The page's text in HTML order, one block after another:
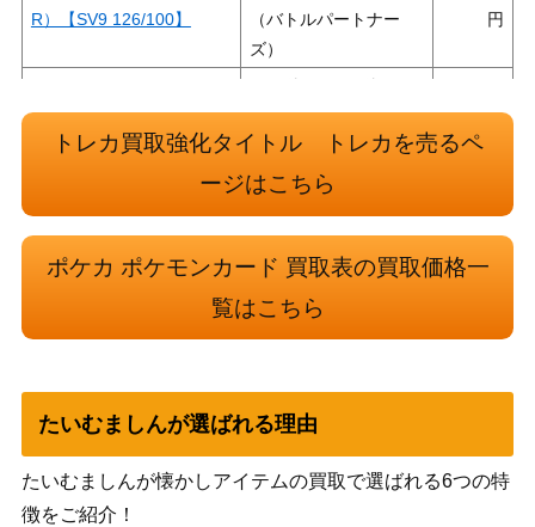
R）【SV9 126/100】
（バトルパートナー
ズ）
ソード&シールド
（パラダイムトリガ
ー）
250
スカーレット＆バイオ
（古代の咆哮）
スカーレット＆バイオ
レット
（サイバージャッジ）
9】
（ドリームリーグ）
まるのみされたピカチュウ
【プロモ 105/S-P】
（プロモカード）
7,000
トレカ買取強化タイトル トレカを売るペ
ージはこちら
ポケカ ポケモンカード 買取表の買取価格一
覧はこちら
たいむましんが選ばれる理由
たいむましんが懐かしアイテムの買取で選ばれる6つの特
徴をご紹介！